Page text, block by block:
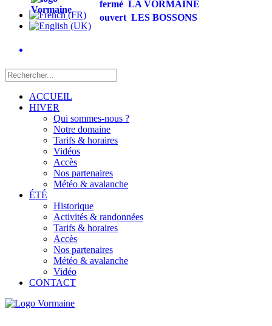
fermé LA VORMAINE
ouvert LES BOSSONS
ACCUEIL
HIVER
Qui sommes-nous ?
Notre domaine
Tarifs & horaires
Vidéos
Accès
Nos partenaires
Météo & avalanche
ÉTÉ
Historique
Activités & randonnées
Tarifs & horaires
Accès
Nos partenaires
Météo & avalanche
Vidéo
CONTACT